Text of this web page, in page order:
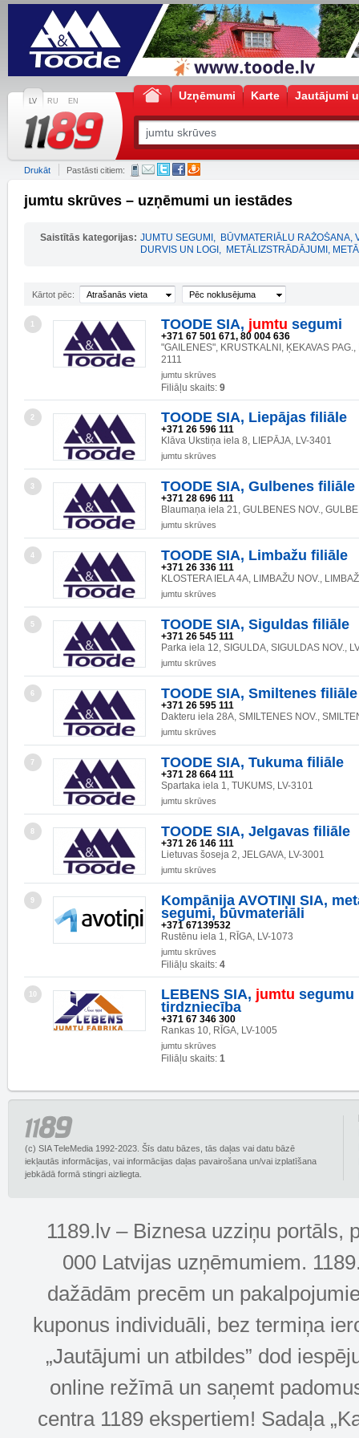
LV RU EN Uzņēmumi Karte Jautājumi
Drukāt Pastāsti citiem:
jumtu skrūves – uzņēmumi un iestādes
Saistītās kategorijas: JUMTU SEGUMI , BŪVMATERIĀLU RAŽOŠANA,
DURVIS UN LOGI , METĀLIZSTRĀDĀJUMI,
Kārtot pēc: Atrašanās vieta Pēc noklusējuma
1 TOODE SIA, jumtu segumi
+371 67 501 671, 80 004 636
"GAILENES", KRUSTKALNI, ĶEKAVAS PAG.,
2111
jumtu skrūves
Filiāļu skaits: 9
2 TOODE SIA, Liepājas filiāle
+371 26 596 111
Klāva Ukstiņa iela 8, LIEPĀJA, LV-3401
jumtu skrūves
3 TOODE SIA, Gulbenes filiāle
+371 28 696 111
Blaumaņa iela 21, GULBENES NOV.,
jumtu skrūves
4 TOODE SIA, Limbažu filiāle
+371 26 336 111
KLOSTERA IELA 4A, LIMBAŽU NOV.,
jumtu skrūves
5 TOODE SIA, Siguldas filiāle
+371 26 545 111
Parka iela 12, SIGULDA, SIGULDAS NOV.,
jumtu skrūves
6 TOODE SIA, Smiltenes filiāle
+371 26 595 111
Dakteru iela 28A, SMILTENES NOV.,
jumtu skrūves
7 TOODE SIA, Tukuma filiāle
+371 28 664 111
Spartaka iela 1, TUKUMS, LV-3101
jumtu skrūves
8 TOODE SIA, Jelgavas filiāle
+371 26 146 111
Lietuvas šoseja 2, JELGAVA, LV-3001
jumtu skrūves
9
Kompānija AVOTIŅI SIA,
segumi, būvmateriāli
+371 67139532
Rustēnu iela 1, RĪGA, LV-1073
jumtu skrūves
Filiāļu skaits: 4
10 LEBENS SIA, jumtu segumu
tirdzniecība
+371 67 346 300
Rankas 10, RĪGA, LV-1005
jumtu skrūves
Filiāļu skaits: 1
(c) SIA TeleMedia 1992-2023. Šīs datu bāzes, tās daļas vai datu bāzē
iekļautās informācijas, vai informācijas daļas pavairošana un/vai izplatīšana
jebkādā formā stingri aizliegta.
1189.lv – Biznesa uzziņu portāls,
000 Latvijas uzņēmumiem.
dažādām precēm un
kuponus individuāli, bez termiņa
„Jautājumi un atbildes” dod
online režīmā un saņemt
centra 1189 ekspertiem! Sadaļa